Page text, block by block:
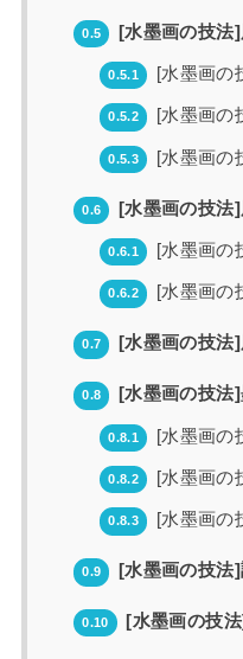
0.5 [水墨画の技法
0.5.1 [水墨画の
0.5.2 [水墨画の
0.5.3 [水墨画の
0.6 [水墨画の技法
0.6.1 [水墨画の
0.6.2 [水墨画の
0.7 [水墨画の技法
0.8 [水墨画の技法
0.8.1 [水墨画の
0.8.2 [水墨画の
0.8.3 [水墨画の
0.9 [水墨画の技法
0.10 [水墨画の技